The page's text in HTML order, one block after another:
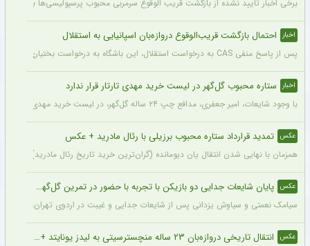
برخی اخبار تایید نشده از بازگشت قریب الوقوع سرمربی محبوب پرسپولیسی‌ها به دنیای
اخبار احتمال بازگشت قریب‌الوقوع دروازه‌بان اسپانیایی به استقلال
پس از پاسخ منفی CAS به درخواست استقلال، این باشگاه به درخواست بختیاری‌زاده قصد دارد قرارداد آنتونیو آدان، دروازه‌بان اسپانیایی فصل گذشته، را تمدید کند.
اخبار ستاره محبوب گل‌گهر در لیست خرید مهدی تارتار قرار ندارد
با وجود شایعات، امیر جعفری، مدافع چپ ۲۴ ساله گل‌گهر، در لیست خرید مهدی تارتار قرار ندارد.
عکس تمدید قرارداد ستاره محبوب برزیلی با رئال مادرید + عکس
همزمان با نهایی شدن انتقال یان دیومانده (گران‌ترین خرید تاریخ رئال مادرید)، تمدید قرارداد
عکس پایان شایعات جدایی دو بازیکن با تجربه با حضور در تمرین گل‌گهر + عکس
سیامک نعمتی و سیاوش یزدانی پس از شایعات جدایی و غیبت در اردوی تهران، دیروز
عکس انتقال تاریخی دروازه‌بان ۲۳ ساله منچسترسیتی به لیدز یونایتد + عکس